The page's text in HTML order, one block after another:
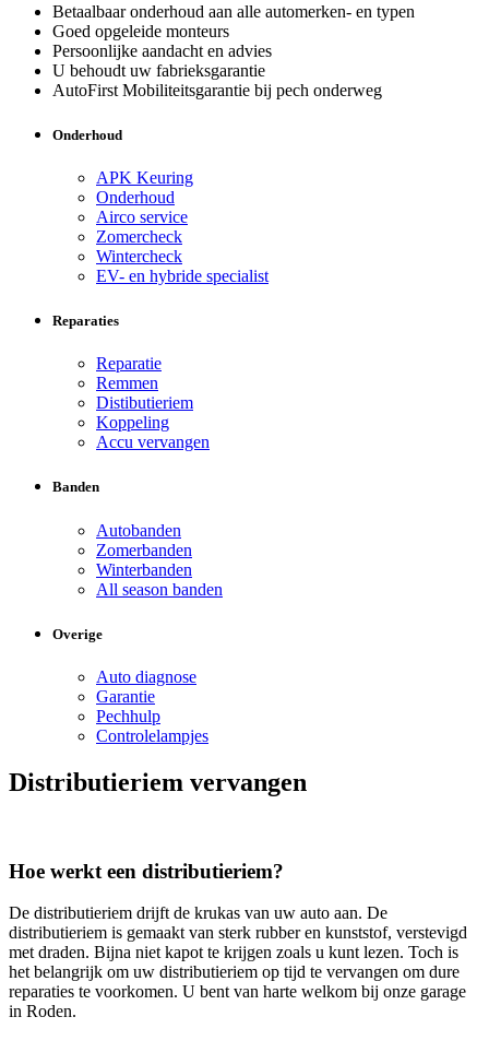
Betaalbaar onderhoud aan alle automerken- en typen
Goed opgeleide monteurs
Persoonlijke aandacht en advies
U behoudt uw fabrieksgarantie
AutoFirst Mobiliteitsgarantie bij pech onderweg
Onderhoud
APK Keuring
Onderhoud
Airco service
Zomercheck
Wintercheck
EV- en hybride specialist
Reparaties
Reparatie
Remmen
Distibutieriem
Koppeling
Accu vervangen
Banden
Autobanden
Zomerbanden
Winterbanden
All season banden
Overige
Auto diagnose
Garantie
Pechhulp
Controlelampjes
Distributieriem vervangen
Hoe werkt een distributieriem?
De distributieriem drijft de krukas van uw auto aan. De
distributieriem is gemaakt van sterk rubber en kunststof, verstevigd
met draden. Bijna niet kapot te krijgen zoals u kunt lezen. Toch is
het belangrijk om uw distributieriem op tijd te vervangen om dure
reparaties te voorkomen. U bent van harte welkom bij onze garage
in Roden.